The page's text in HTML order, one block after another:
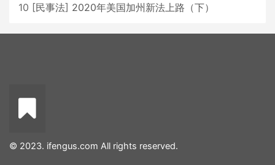
10 [民事法] 2020年美国加州新法上路（下）
© 2023. ifengus.com All rights reserved.